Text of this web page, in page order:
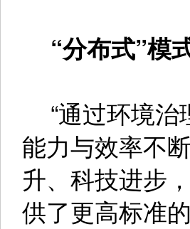
“分布式”模
“通过环境治
能力与效率不
升、科技进步
供了更高标准